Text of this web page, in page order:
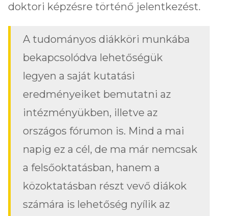
doktori képzésre történő jelentkezést.
A tudományos diákköri munkába
bekapcsolódva lehetőségük
legyen a saját kutatási
eredményeiket bemutatni az
intézményükben, illetve az
országos fórumon is. Mind a mai
napig ez a cél, de ma már nemcsak
a felsőoktatásban, hanem a
közoktatásban részt vevő diákok
számára is lehetőség nyílik az